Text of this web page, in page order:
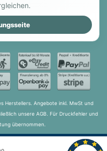
Herstellers. Angebote inkl. MwSt und
unsere AGB. Für Druckfehler und
übernommen.